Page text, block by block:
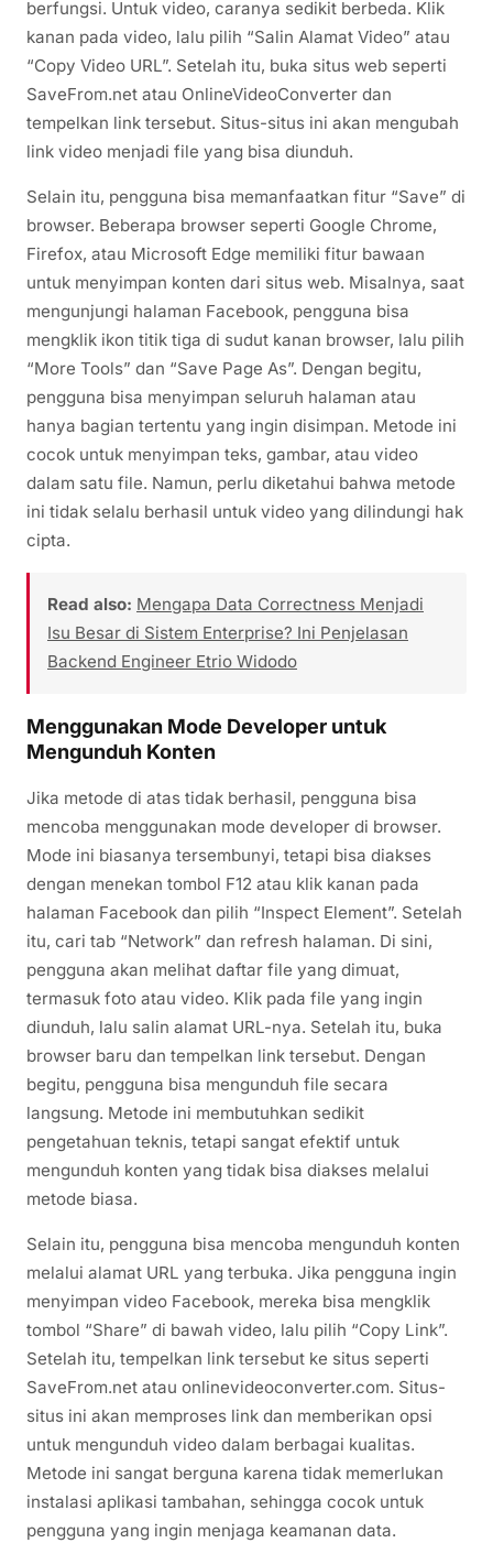
berfungsi. Untuk video, caranya sedikit berbeda. Klik
kanan pada video, lalu pilih “Salin Alamat Video” atau
“Copy Video URL”. Setelah itu, buka situs web seperti
SaveFrom.net atau OnlineVideoConverter dan
tempelkan link tersebut. Situs-situs ini akan mengubah
link video menjadi file yang bisa diunduh.
Selain itu, pengguna bisa memanfaatkan fitur “Save” di
browser. Beberapa browser seperti Google Chrome,
Firefox, atau Microsoft Edge memiliki fitur bawaan
untuk menyimpan konten dari situs web. Misalnya, saat
mengunjungi halaman Facebook, pengguna bisa
mengklik ikon titik tiga di sudut kanan browser, lalu pilih
“More Tools” dan “Save Page As”. Dengan begitu,
pengguna bisa menyimpan seluruh halaman atau
hanya bagian tertentu yang ingin disimpan. Metode ini
cocok untuk menyimpan teks, gambar, atau video
dalam satu file. Namun, perlu diketahui bahwa metode
ini tidak selalu berhasil untuk video yang dilindungi hak
cipta.
Read also: Mengapa Data Correctness Menjadi
Isu Besar di Sistem Enterprise? Ini Penjelasan
Backend Engineer Etrio Widodo
Menggunakan Mode Developer untuk
Mengunduh Konten
Jika metode di atas tidak berhasil, pengguna bisa
mencoba menggunakan mode developer di browser.
Mode ini biasanya tersembunyi, tetapi bisa diakses
dengan menekan tombol F12 atau klik kanan pada
halaman Facebook dan pilih “Inspect Element”. Setelah
itu, cari tab “Network” dan refresh halaman. Di sini,
pengguna akan melihat daftar file yang dimuat,
termasuk foto atau video. Klik pada file yang ingin
diunduh, lalu salin alamat URL-nya. Setelah itu, buka
browser baru dan tempelkan link tersebut. Dengan
begitu, pengguna bisa mengunduh file secara
langsung. Metode ini membutuhkan sedikit
pengetahuan teknis, tetapi sangat efektif untuk
mengunduh konten yang tidak bisa diakses melalui
metode biasa.
Selain itu, pengguna bisa mencoba mengunduh konten
melalui alamat URL yang terbuka. Jika pengguna ingin
menyimpan video Facebook, mereka bisa mengklik
tombol “Share” di bawah video, lalu pilih “Copy Link”.
Setelah itu, tempelkan link tersebut ke situs seperti
SaveFrom.net atau onlinevideoconverter.com. Situs-
situs ini akan memproses link dan memberikan opsi
untuk mengunduh video dalam berbagai kualitas.
Metode ini sangat berguna karena tidak memerlukan
instalasi aplikasi tambahan, sehingga cocok untuk
pengguna yang ingin menjaga keamanan data.